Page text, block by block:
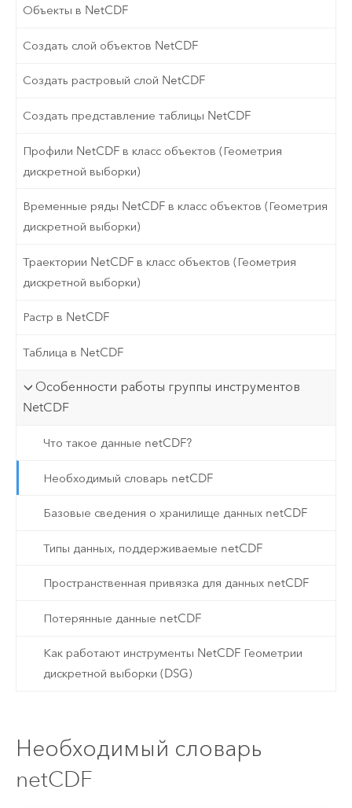
Объекты в NetCDF
Создать слой объектов NetCDF
Создать растровый слой NetCDF
Создать представление таблицы NetCDF
Профили NetCDF в класс объектов (Геометрия
дискретной выборки)
Временные ряды NetCDF в класс объектов (Геометрия
дискретной выборки)
Траектории NetCDF в класс объектов (Геометрия
дискретной выборки)
Растр в NetCDF
Таблица в NetCDF
Особенности работы группы инструментов
NetCDF
Что такое данные netCDF?
Необходимый словарь netCDF
Базовые сведения о хранилище данных netCDF
Типы данных, поддерживаемые netCDF
Пространственная привязка для данных netCDF
Потерянные данные netCDF
Как работают инструменты NetCDF Геометрии
дискретной выборки (DSG)
Необходимый словарь
netCDF